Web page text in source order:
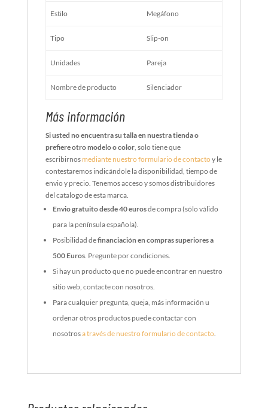
Estilo Megáfono
Tipo Slip-on
Unidades Pareja
Nombre de producto Silenciador
Más información
Si usted no encuentra su talla en nuestra tienda o
prefiere otro modelo o color, solo tiene que
escribirnos mediante nuestro formulario de contactoy le
contestaremos indicándole la disponibilidad, tiempo de
envio y precio. Tenemos acceso y somos distribuidores
del catalogo de esta marca.
Envio gratuito desde 40 eurosde compra (sólo válido
para la península española).
Posibilidad definanciación en compras superiores a
500 Euros. Pregunte por condiciones.
Si hay un producto que no puede encontrar en nuestro
sitio web, contacte con nosotros.
Para cualquier pregunta, queja, más información u
ordenar otros productos puede contactar con
nosotrosa través de nuestro formulario de contacto.